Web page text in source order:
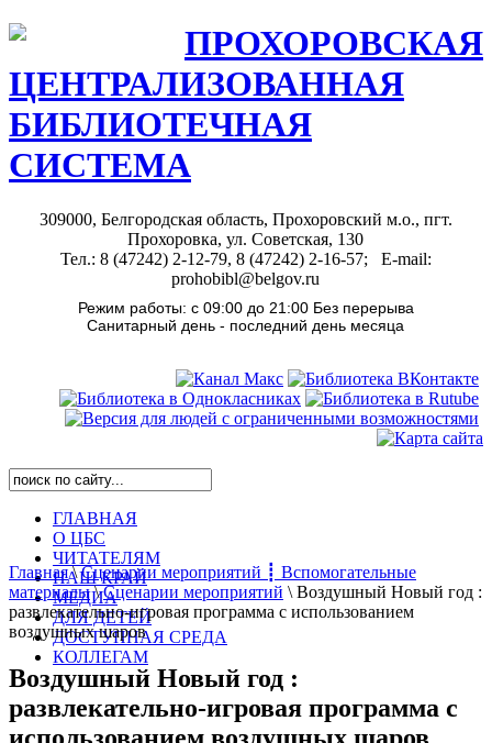
ПРОХОРОВСКАЯ
ЦЕНТРАЛИЗОВАННАЯ
БИБЛИОТЕЧНАЯ
СИСТЕМА
309000, Белгородская область, Прохоровский м.о., пгт.
Прохоровка, ул. Советская, 130
Тел.: 8 (47242) 2-12-79, 8 (47242) 2-16-57; E-mail:
prohobibl@belgov.ru
Режим работы: с 09:00 до 21:00 Без перерыва
Санитарный день - последний день месяца
ГЛАВНАЯ
О ЦБС
ЧИТАТЕЛЯМ
НАШ КРАЙ
МЕДИА
ДЛЯ ДЕТЕЙ
ДОСТУПНАЯ СРЕДА
КОЛЛЕГАМ
Главная\Сценарии мероприятий ┋ Вспомогательные
материалы\Сценарии мероприятий \ Воздушный Новый год :
развлекательно-игровая программа с использованием
воздушных шаров
Воздушный Новый год :
развлекательно-игровая программа с
использованием воздушных шаров